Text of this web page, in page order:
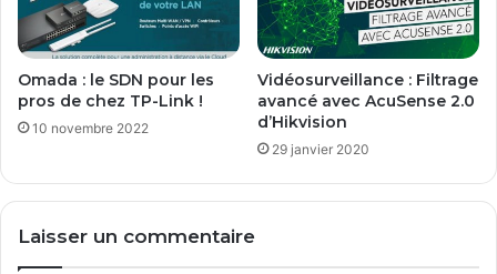
Omada : le SDN pour les
pros de chez TP-Link !
10 novembre 2022
Vidéosurveillance : Filtrage
avancé avec AcuSense 2.0
d’Hikvision
29 janvier 2020
Laisser un commentaire